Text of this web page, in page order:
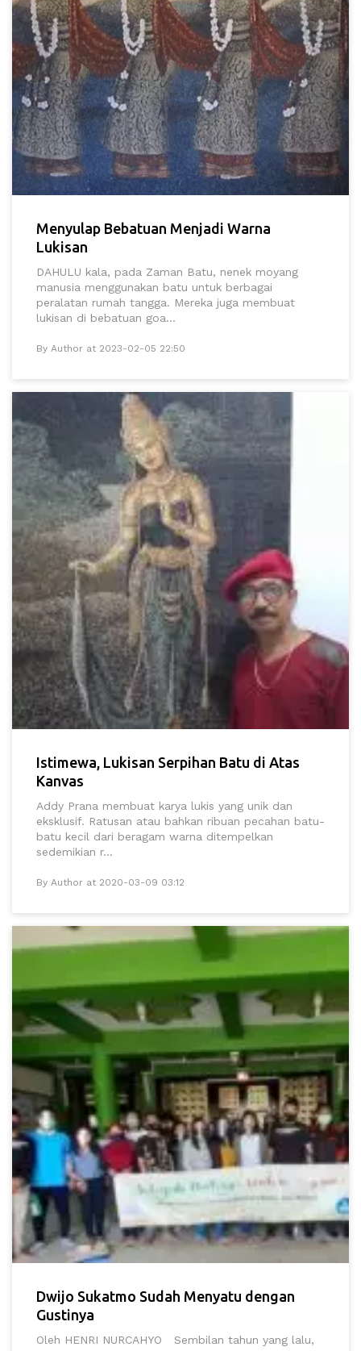
Menyulap Bebatuan Menjadi Warna
Lukisan
DAHULU kala, pada Zaman Batu, nenek moyang
manusia menggunakan batu untuk berbagai
peralatan rumah tangga. Mereka juga membuat
lukisan di bebatuan goa...
By Author at 2023-02-05 22:50
Istimewa, Lukisan Serpihan Batu di Atas
Kanvas
Addy Prana membuat karya lukis yang unik dan
eksklusif. Ratusan atau bahkan ribuan pecahan batu-
batu kecil dari beragam warna ditempelkan
sedemikian r...
By Author at 2020-03-09 03:12
Dwijo Sukatmo Sudah Menyatu dengan
Gustinya
Oleh HENRI NURCAHYO Sembilan tahun yang lalu,